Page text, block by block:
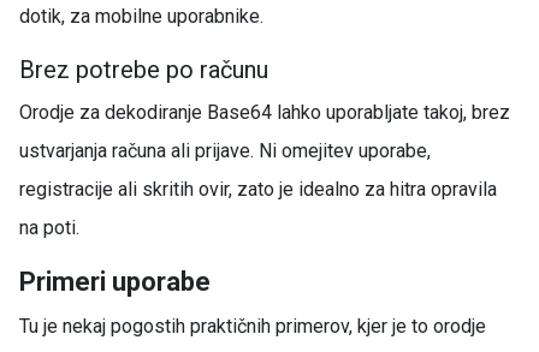
dotik, za mobilne uporabnike.
Brez potrebe po računu
Orodje za dekodiranje Base64 lahko uporabljate takoj, brez
ustvarjanja računa ali prijave. Ni omejitev uporabe,
registracije ali skritih ovir, zato je idealno za hitra opravila
na poti.
Primeri uporabe
Tu je nekaj pogostih praktičnih primerov, kjer je to orodje